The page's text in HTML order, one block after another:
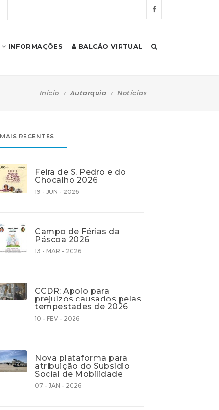
INFORMAÇÕES BALCÃO VIRTUAL
Início Autarquia Notícias
MAIS RECENTES
Feira de S. Pedro e do
Chocalho 2026
19 - JUN - 2026
Campo de Férias da
Páscoa 2026
13 - MAR - 2026
CCDR: Apoio para
prejuízos causados pelas
tempestades de 2026
10 - FEV - 2026
Nova plataforma para
atribuição do Subsídio
Social de Mobilidade
07 - JAN - 2026